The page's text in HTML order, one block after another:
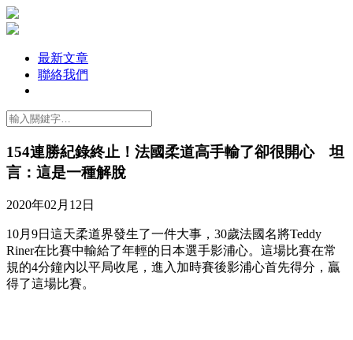
最新文章
聯絡我們
154連勝紀錄終止！法國柔道高手輸了卻很開心 坦
言：這是一種解脫
2020年02月12日
10月9日這天柔道界發生了一件大事，30歲法國名將Teddy
Riner在比賽中輸給了年輕的日本選手影浦心。這場比賽在常
規的4分鐘內以平局收尾，進入加時賽後影浦心首先得分，贏
得了這場比賽。